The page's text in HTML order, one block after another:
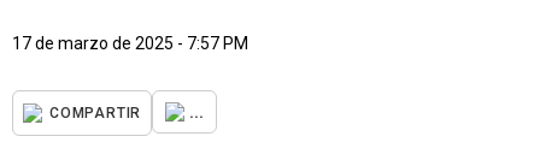
17 de marzo de 2025 - 7:57 PM
COMPARTIR ...